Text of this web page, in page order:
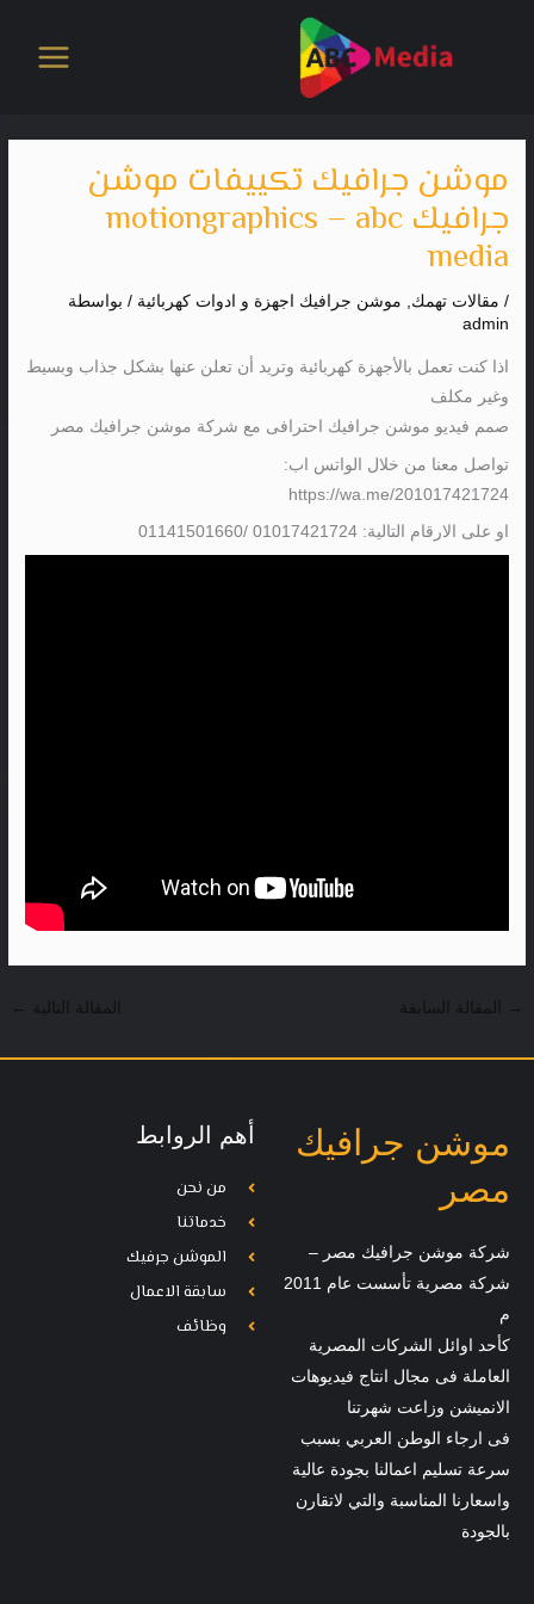
موشن جرافيك تكييفات موشن
جرافيك motiongraphics – abc
media
/ مقالات تهمك, موشن جرافيك اجهزة و ادوات كهربائية / بواسطة
admin
اذا كنت تعمل بالأجهزة كهربائية وتريد أن تعلن عنها بشكل جذاب وبسيط
وغير مكلف
صمم فيديو موشن جرافيك احترافى مع شركة موشن جرافيك مصر
تواصل معنا من خلال الواتس اب:
https://wa.me/201017421724
او على الارقام التالية: 01017421724 /01141501660
→ المقالة السابقة المقالة التالية ←
موشن جرافيك
مصر
شركة موشن جرافيك مصر –
شركة مصرية تأسست عام 2011
م
كأحد اوائل الشركات المصرية
العاملة فى مجال انتاج فيديوهات
الانميشن وزاعت شهرتنا
فى ارجاء الوطن العربي بسبب
سرعة تسليم اعمالنا بجودة عالية
واسعارنا المناسبة والتي لاتقارن
بالجودة
أهم الروابط
من نحن
خدماتنا
الموشن جرفيك
سابقة الاعمال
وظائف